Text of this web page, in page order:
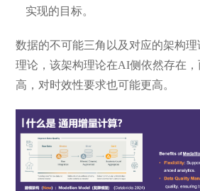
实现的目标。
数据的不可能三角以及对应的架构
理论，该架构理论在AI侧依然存在
高，对时效性要求也可能更高。